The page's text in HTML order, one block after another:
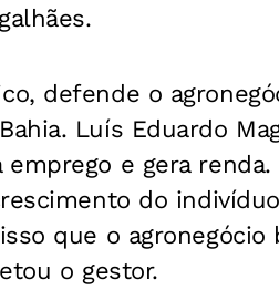
defende o
Luís Eduardo
e gera renda.
do
que o agronegócio
o gestor.